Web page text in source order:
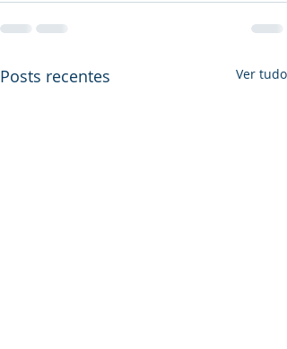
Posts recentes Ver tudo